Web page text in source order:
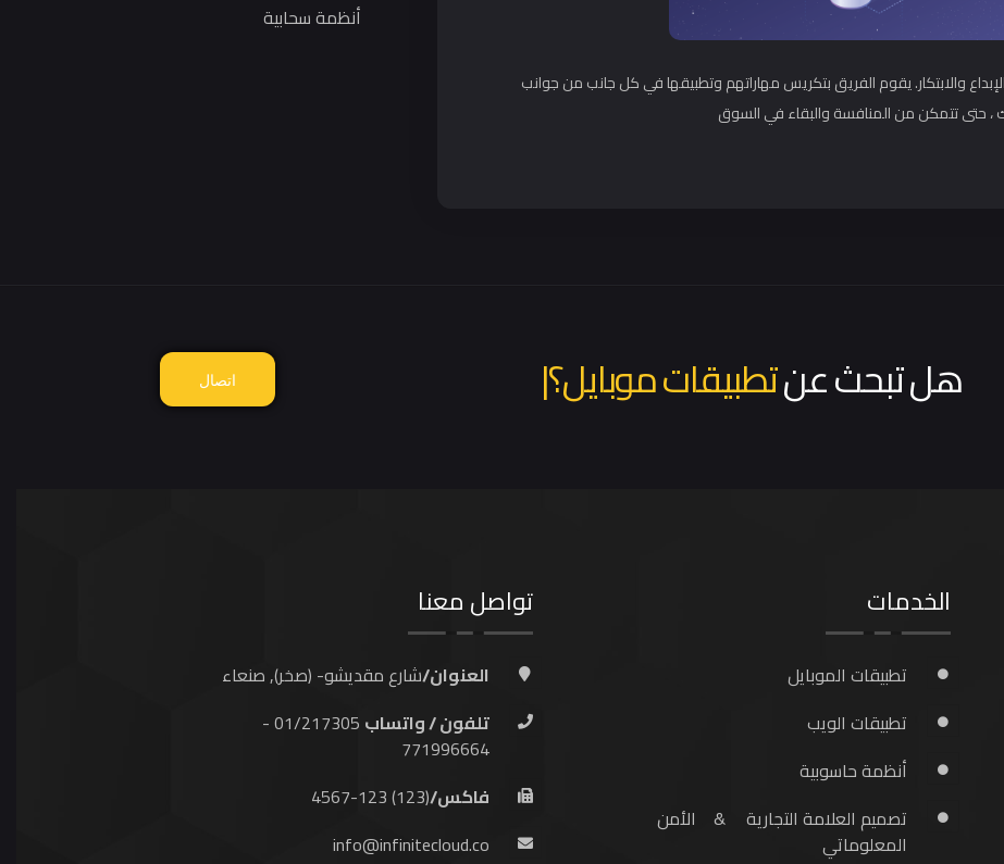
والابتكار. يقوم الفريق بتكريس مهاراتهم وتطبيقها في كل جانب من جوانب
حتى تتمكن من المنافسة والبقاء في السوق
أنظمة سحابية
هل تبحث عنتطبيقات موبايل؟| اتصال
الخدمات
تطبيقات الموبايل
تطبيقات الويب
أنظمة حاسوبية
تصميم العلامة التجارية
&
الأمن
المعلوماتي
تواصل معنا
العنوان/شارع مقديشو- (صخر), صنعاء
تلفون / واتساب
01/217305 -
771996664
فاكس/(123) 123-4567
info@infinitecloud.co